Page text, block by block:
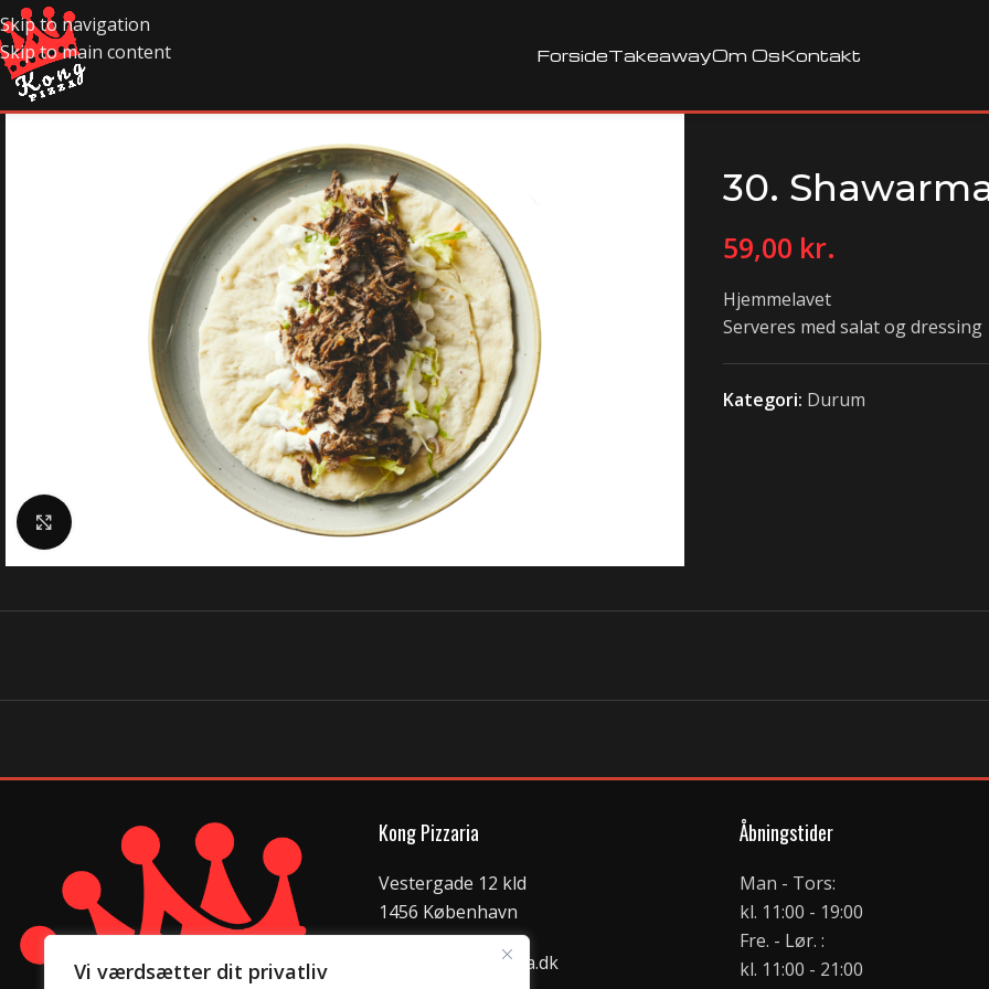
Vi værdsætter dit privatliv
Skip to navigation
Skip to main content
ForsideTakeawayOm OsKontakt
30.
59,00 kr.
Hjemmelavet
Serveres med salat og dressing
Kategori: Durum
Kong Pizzaria
Vestergade 12 kld
1456 København
info@kongpizzaria.dk
Åbningstider
Man - Tors:
kl. 11:00 - 19:00
Fre. - Lør. :
kl. 11:00 - 21:00